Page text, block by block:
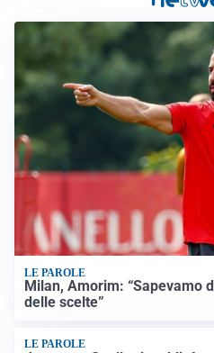
LE PAROLE
Milan, Amorim: “Sapevamo
delle scelte”
LE PAROLE